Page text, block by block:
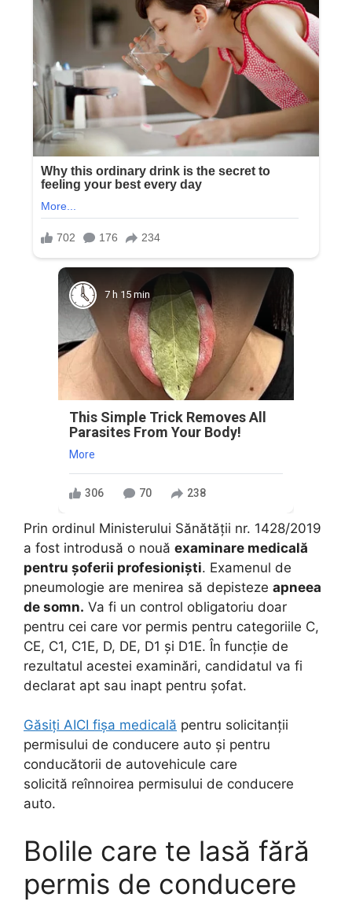
7 h 15 min
This Simple Trick Removes All
Parasites From Your Body!
More
306 70 238
Prin ordinul Ministerului Sănătăţii nr. 1428/2019
a fost introdusă o nouă examinare medicală
pentru şoferii profesionişti. Examenul de
pneumologie are menirea să depisteze apneea
de somn. Va fi un control obligatoriu doar
pentru cei care vor permis pentru categoriile C,
CE, C1, C1E, D, DE, D1 şi D1E. În funcție de
rezultatul acestei examinări, candidatul va fi
declarat apt sau inapt pentru șofat.
Găsiți AICI fișa medicală pentru solicitanţii
permisului de conducere auto şi pentru
conducătorii de autovehicule care
solicită reînnoirea permisului de conducere
auto.
Bolile care te lasă fără
permis de conducere